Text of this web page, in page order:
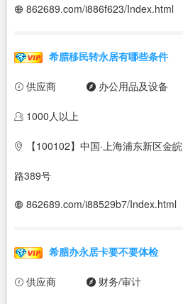
862689.com/i886f623/Index.html
希腊移民转永居有哪些条件
供应商 办公用品及设备
1000人以上
【100102】中国·上海浦东新区金皖
路389号
862689.com/i88529b7/Index.html
希腊办永居卡要不要体检
供应商 财务/审计